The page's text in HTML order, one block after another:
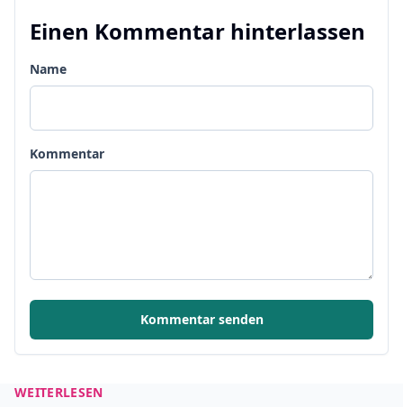
Einen Kommentar hinterlassen
Name
Kommentar
Kommentar senden
WEITERLESEN